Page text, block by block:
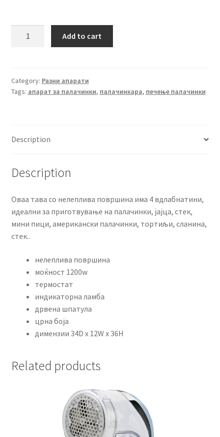
SK-
1003
Add to cart
Category: Разни апарати
Tags: апарат за палачинки, палачинкара, печење палачинки
Description
Description
Оваа тава со нелеплива површина има 4 вдлабнатини,
идеални за приготвување на палачинки, јајца, стек,
мини пици, американски палачинки, тортиљи, сланина,
стек..
нелеплива површина
моќност 1200w
термостат
индикаторна ламба
дрвена шпатула
црна боја
димензии 34D x 12W x 36H
Related products